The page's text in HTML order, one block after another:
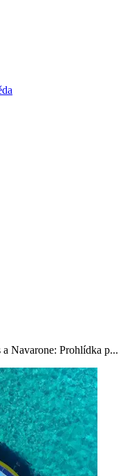
Navarone: Prohlídka p...